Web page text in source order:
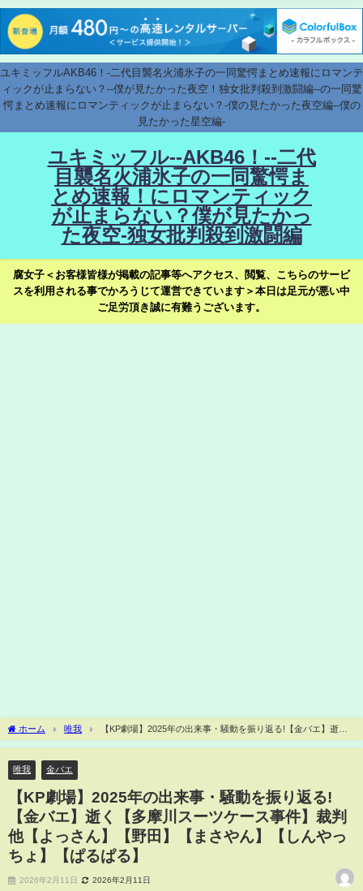
ユキミッフルAKB46！-二代目襲名火浦氷子の一同驚愕まとめ速報にロマンテ
ィックが止まらない？--僕が見たかった夜空！独女批判殺到激闘編--の一同驚
愕まとめ速報にロマンティックが止まらない？-僕の見たかった夜空編--僕の
見たかった星空編-
ユキミッフル--AKB46！--二代
目襲名火浦氷子の一同驚愕ま
とめ速報！にロマンティック
が止まらない？僕が見たかっ
た夜空-独女批判殺到激闘編
腐女子＜お客様皆様が掲載の記事等へアクセス、閲覧、こちらのサービ
スを利用される事でかろうじて運営できています＞本日は足元が悪い中
ご足労頂き誠に有難うございます。
ホーム 唯我
【KP劇場】2025年の出来事・騒動を振り返る!【金バエ】逝く
【多摩川スーツケース事件】裁判他【よっさん】【野田】【まさやん】【しんやっち
唯我
金バエ
【KP劇場】2025年の出来事・騒動を振り返る!
【金バエ】逝く【多摩川スーツケース事件】裁判
他【よっさん】【野田】【まさやん】【しんやっ
ちょ】【ぱるぱる】
2026年2月11日 2026年2月11日